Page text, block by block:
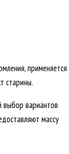
применяется
старины.
выбор вариантов
массу